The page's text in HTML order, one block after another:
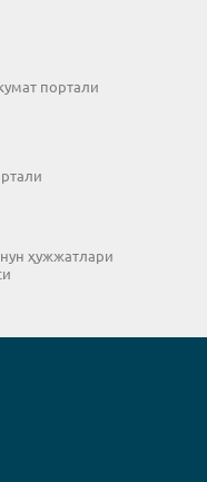
портали
ҳужжатлари